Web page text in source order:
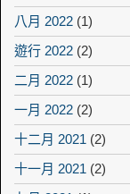
八月 2022 (1)
遊行 2022 (2)
二月 2022 (1)
一月 2022 (2)
十二月 2021 (2)
十一月 2021 (2)